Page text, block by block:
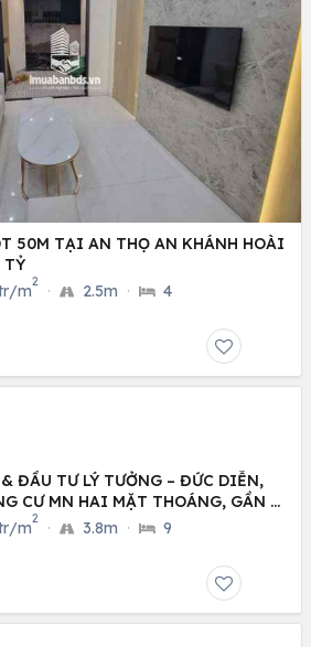
50M TẠI AN THỌ AN KHÁNH HOÀI
TỶ
m
2
· 2.5m · 4
ĐẦU TƯ LÝ TƯỞNG – ĐỨC DIỄN,
CƯ MN HAI MẶT THOÁNG, GẦN Ô
m
2
· 3.8m · 9